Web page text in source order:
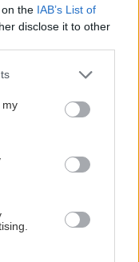
the IAB’s List of
disclose it to other
or more Google
You may click to
third-party tags to
in below Google
my